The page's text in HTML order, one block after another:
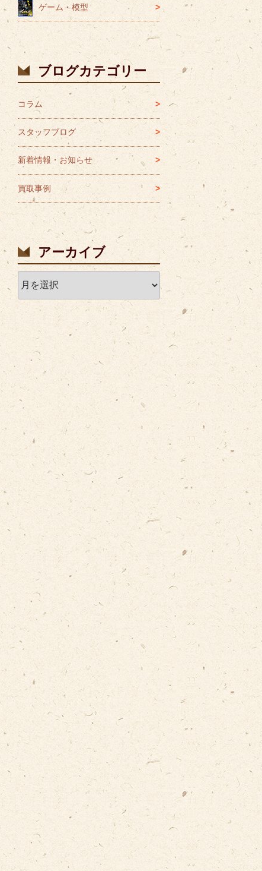
ゲーム・模型
ブログカテゴリー
コラム
スタッフブログ
新着情報・お知らせ
買取事例
アーカイブ
ー
カ
イ
ブ